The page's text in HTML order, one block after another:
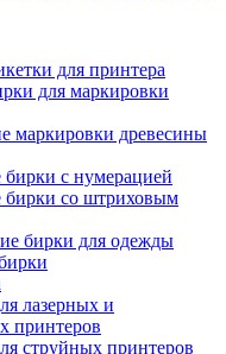
для принтера
для маркировки
маркировки древесины
с нумерацией
бирки со штриховым
бирки для одежды
лазерных и
принтеров
струйных принтеров